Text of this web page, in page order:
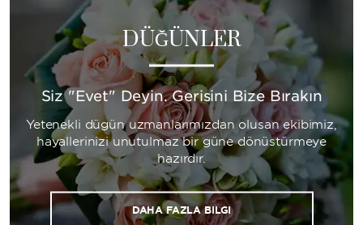
DÜĞÜNLER
Siz "Evet" Deyin. Gerisini Bize Bırakın
Yetenekli düğün uzmanlarımızdan oluşan ekibimiz,
hayallerinizi unutulmaz bir güne dönüştürmeye
hazırdır.
DAHA FAZLA BILGI